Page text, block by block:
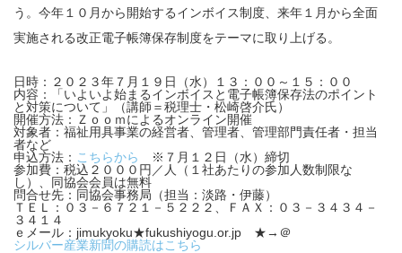
う。今年１０月から開始するインボイス制度、来年１月から全面
実施される改正電子帳簿保存制度をテーマに取り上げる。
日時 ：２０２３年７月１９日（水）１３：００～１５：００
内容 ：「いよいよ始まるインボイスと電子帳簿保存法のポイント
と対策について」（講師＝税理士・松崎啓介氏）
開催方法 ：Ｚｏｏｍによるオンライン開催
対象者 ：福祉用具事業の経営者、管理者、管理部門責任者・担当
者など
申込方法 ： こちらから
※７月１２日（水）締切
参加費 ：税込２０００円／人（１社あたりの参加人数制限な
し）、同協会会員は無料
問合せ先 ：同協会事務局（担当：淡路・伊藤）
ＴＥＬ：０３－６７２１－５２２２、ＦＡＸ：０３－３４３４－
３４１４
ｅメール：jimukyoku★fukushiyogu.or.jp ★→＠
シルバー産業新聞の購読はこちら